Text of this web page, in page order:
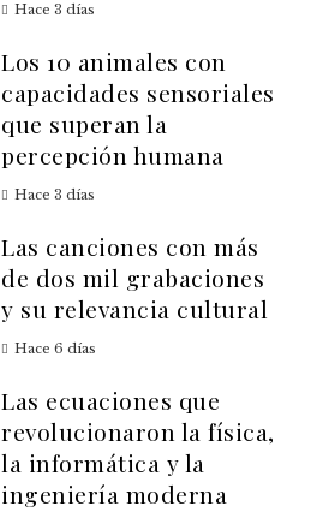
Hace 3 días
Los 10 animales con
capacidades sensoriales
que superan la
percepción humana
Hace 3 días
Las canciones con más
de dos mil grabaciones
y su relevancia cultural
Hace 6 días
Las ecuaciones que
revolucionaron la física,
la informática y la
ingeniería moderna